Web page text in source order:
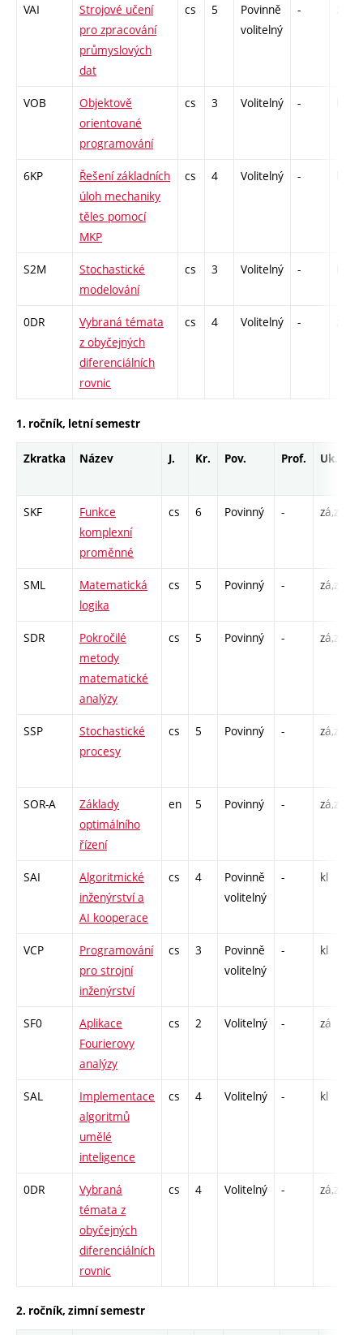
VAI
Strojové učení
pro zpracování
průmyslových
dat
cs 5
Povinně
volitelný
-
VOB
Objektově
orientované
programování
cs 3 Volitelný -
6KP
Řešení základních
úloh mechaniky
těles pomocí
MKP
cs 4 Volitelný -
S2M
Stochastické
modelování
cs 3 Volitelný -
0DR
Vybraná témata
z obyčejných
diferenciálních
rovnic
cs 4 Volitelný -
1. ročník, letní semestr
Zkratka Název J. Kr. Pov. Prof. Uk.
SKF
Funkce
komplexní
proměnné
cs 6 Povinný - zá,zk
SML
Matematická
logika
cs 5 Povinný - zá,zk
SDR
Pokročilé
metody
matematické
analýzy
cs 5 Povinný - zá,zk
SSP
Stochastické
procesy
cs 5 Povinný - zá,zk
SOR-A
Základy
optimálního
řízení
en 5 Povinný - zá,zk
SAI
Algoritmické
inženýrství a
AI kooperace
cs 4
Povinně
volitelný
- kl
VCP
Programování
pro strojní
inženýrství
cs 3
Povinně
volitelný
- kl
SF0
Aplikace
Fourierovy
analýzy
cs 2 Volitelný - zá
SAL
Implementace
algoritmů
umělé
inteligence
cs 4 Volitelný - kl
0DR
Vybraná
témata z
obyčejných
diferenciálních
rovnic
cs 4 Volitelný - zá,zk
2. ročník, zimní semestr